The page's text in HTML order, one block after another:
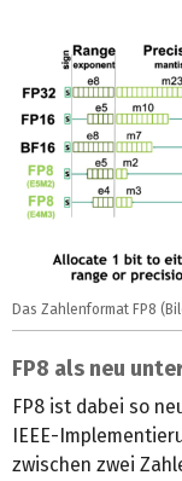
Das Zahlenformat FP8
FP8 als neu
FP8 ist dabei so
IEEE-
zwischen zwei